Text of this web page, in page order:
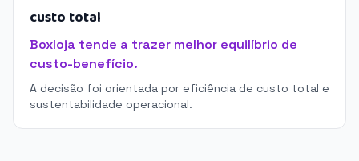
custo total
Boxloja tende a trazer melhor equilíbrio de
custo-benefício.
A decisão foi orientada por eficiência de custo total e
sustentabilidade operacional.